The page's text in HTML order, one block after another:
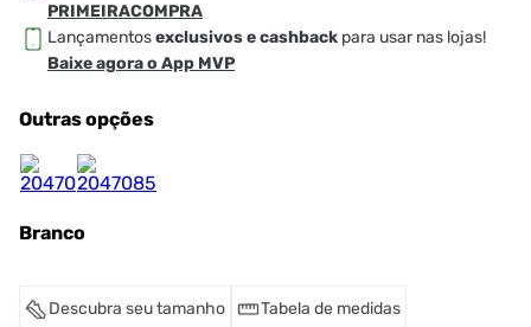
PRIMEIRACOMPRA
Lançamentosexclusivos e cashback para usar nas lojas!
Baixe agora o App MVP
Outras opções
Branco
Descubra seu tamanho Tabela de medidas